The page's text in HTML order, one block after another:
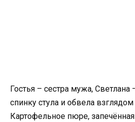
Гостья – сестра мужа, Светлана
спинку стула и обвела
Картофельное пюре,